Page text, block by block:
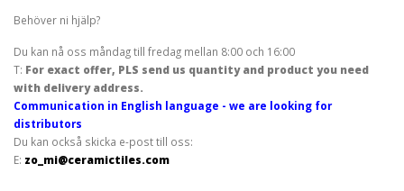
Behöver ni hjälp?
Du kan nå oss måndag till fredag mellan 8:00 och 16:00
T: For exact offer, PLS send us quantity and product you need
with delivery address.
Communication in English language - we are looking for
distributors
Du kan också skicka e-post till oss:
E: zo_mi@ceramictiles.com